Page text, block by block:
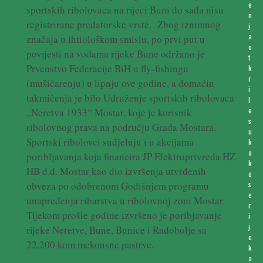
sportskih ribolovaca na rijeci Buni do sada nisu
registrirane predatorske vrste. Zbog iznimnog
značaja u ihtiološkom smislu, po prvi put u
povijesti na vodama rijeke Bune održano je
Prvenstvo Federacije BiH u fly-fishingu
(mušičarenju) u lipnju ove godine, a domaćin
takmičenja je bilo Udruženje sportskih ribolovaca
„Neretva 1933“ Mostar, koje je korisnik
ribolovnog prava na području Grada Mostara.
Sportski ribolovci sudjeluju i u akcijama
poribljavanja koja financira JP Elektroprivreda HZ
HB d.d. Mostar kao dio izvršenja utvrđenih
obveza po odobrenom Godišnjem programu
unapređenja ribarstva u ribolovnoj zoni Mostar.
Tijekom prošle godine izvršeno je poribjavanje
rijeke Neretve, Bune, Bunice i Radobolje sa
22.200 kom mekousne pastrve.
e
n
j
a
o
t
k
r
i
l
e
s
u
k
a
k
o
s
e
r
i
j
e
k
a